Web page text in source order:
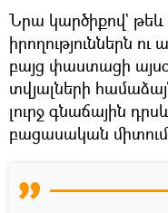
Նրա կարծիքով`
իրողություններն
բայց փաստացի
տվյալների
լուրջ գնաճային
բացասական